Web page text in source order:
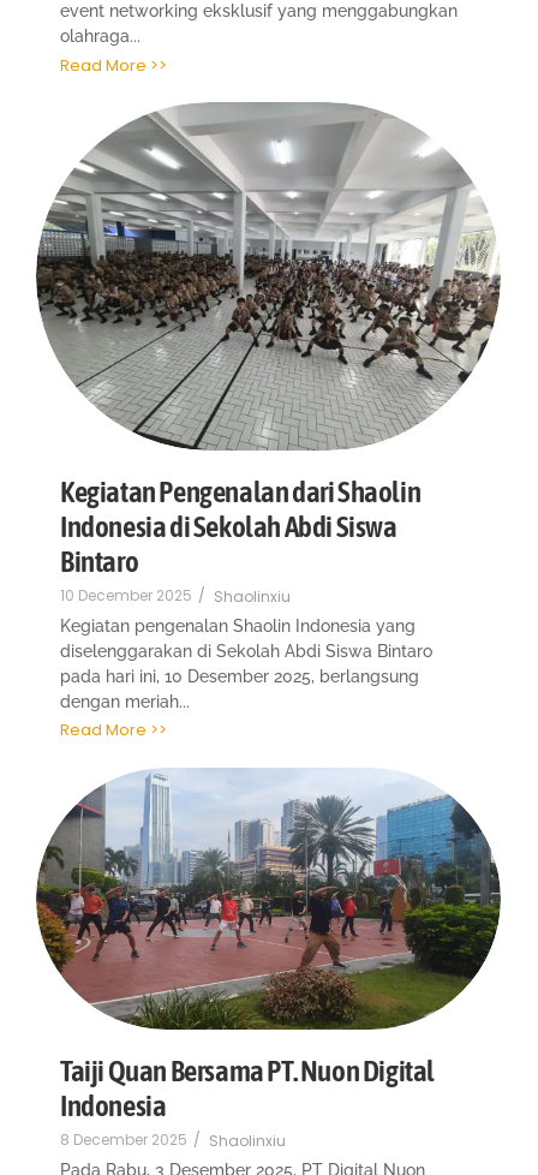
event networking eksklusif yang menggabungkan
olahraga...
Read More >>
Kegiatan Pengenalan dari Shaolin
Indonesia di Sekolah Abdi Siswa
Bintaro
10 December 2025 / Shaolinxiu
Kegiatan pengenalan Shaolin Indonesia yang
diselenggarakan di Sekolah Abdi Siswa Bintaro
pada hari ini, 10 Desember 2025, berlangsung
dengan meriah...
Read More >>
Taiji Quan Bersama PT. Nuon Digital
Indonesia
8 December 2025 / Shaolinxiu
Pada Rabu, 3 Desember 2025, PT Digital Nuon